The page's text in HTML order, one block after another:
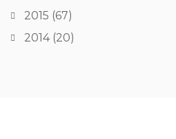
2015 (67)
2014(20)